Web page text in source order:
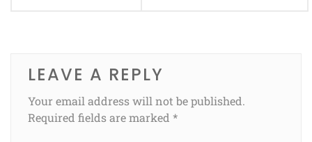
LEAVE A REPLY
Your email address will not be published.
Required fields are marked *